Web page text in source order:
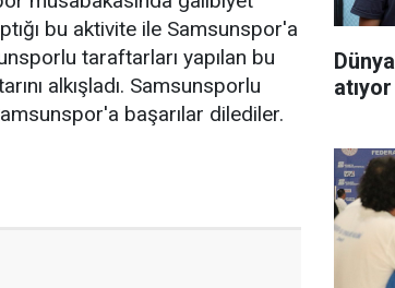
bu aktivite ile Samsunspor'a
taraftarları yapılan bu
alkışladı. Samsunsporlu
başarılar dilediler.
atıyor